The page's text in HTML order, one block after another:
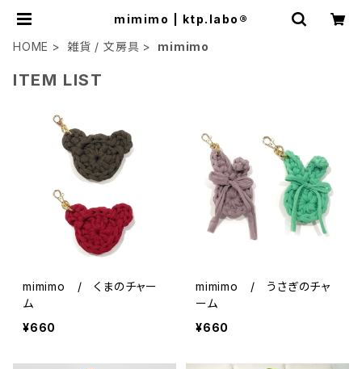
mimimo | ktp.labo®
HOME
雑貨 / 文房具 mimimo
ITEM LIST
mimimo / くまのチャー
ム
¥660
mimimo / うさぎのチャ
ーム
¥660